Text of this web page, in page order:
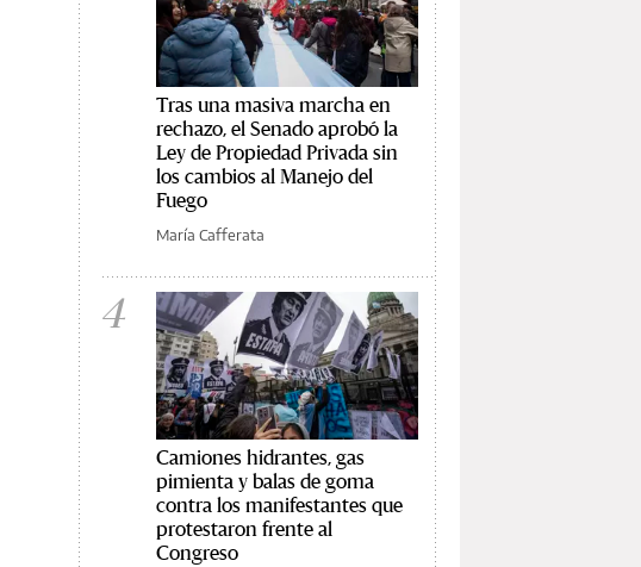
Tras una masiva marcha en
rechazo, el Senado aprobó la
Ley de Propiedad Privada sin
los cambios al Manejo del
Fuego
María Cafferata
4
Camiones hidrantes, gas
pimienta y balas de goma
contra los manifestantes que
protestaron frente al
Congreso